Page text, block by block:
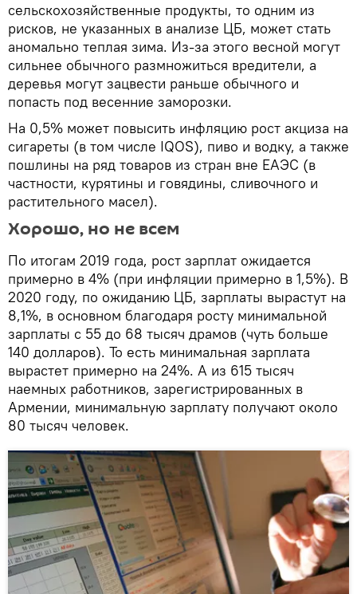
сельскохозяйственные продукты, то одним из
рисков, не указанных в анализе ЦБ, может стать
аномально теплая зима. Из-за этого весной могут
сильнее обычного размножиться вредители, а
деревья могут зацвести раньше обычного и
попасть под весенние заморозки.
На 0,5% может повысить инфляцию рост акциза на
сигареты (в том числе IQOS), пиво и водку, а также
пошлины на ряд товаров из стран вне ЕАЭС (в
частности, курятины и говядины, сливочного и
растительного масел).
Хорошо, но не всем
По итогам 2019 года, рост зарплат ожидается
примерно в 4% (при инфляции примерно в 1,5%). В
2020 году, по ожиданию ЦБ, зарплаты вырастут на
8,1%, в основном благодаря росту минимальной
зарплаты с 55 до 68 тысяч драмов (чуть больше
140 долларов). То есть минимальная зарплата
вырастет примерно на 24%. А из 615 тысяч
наемных работников, зарегистрированных в
Армении, минимальную зарплату получают около
80 тысяч человек.